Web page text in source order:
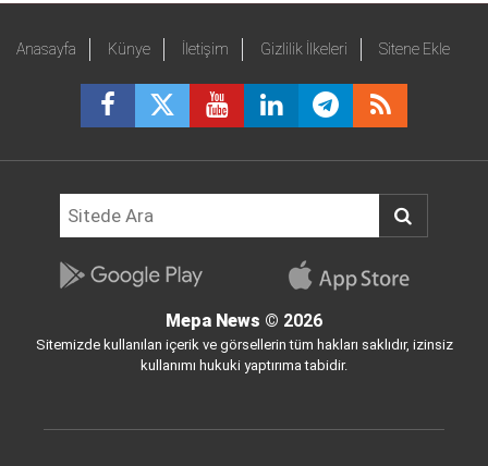
Anasayfa Künye İletişim Gizlilik İlkeleri Sitene Ekle
Mepa News © 2026
Sitemizde kullanılan içerik ve görsellerin tüm hakları saklıdır, izinsiz
kullanımı hukuki yaptırıma tabidir.